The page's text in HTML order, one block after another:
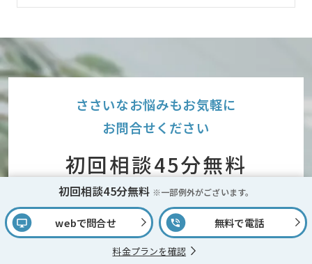
ささいなお悩みもお気軽に
お問合せください
初回相談45分無料
※一部例外がございます。
オペレーターが弁護士との
ご相談日程を調整いたします。
初回相談45分無料 ※一部例外がございます。
webで問合せ 無料で電話
料金プランを確認